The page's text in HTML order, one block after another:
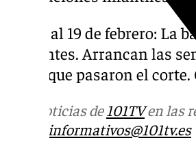
Del 16 al 19 de febrero: La
Cervantes. Arrancan las
canto que pasaron el
Más noticias de 101TVen las
informativos@101tv.es